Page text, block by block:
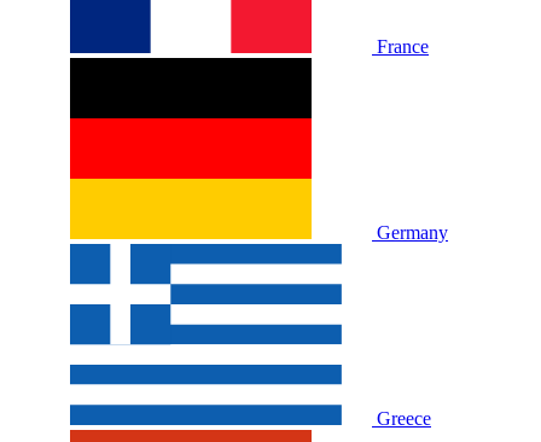
France
Germany
Greece